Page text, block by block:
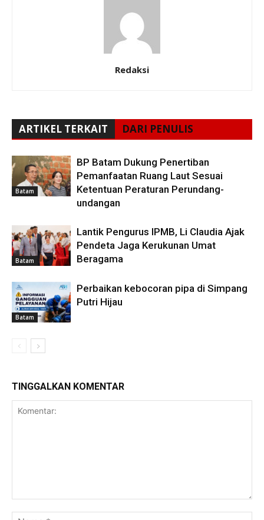
Redaksi
ARTIKEL TERKAIT DARI PENULIS
Batam
BP Batam Dukung Penertiban
Pemanfaatan Ruang Laut Sesuai
Ketentuan Peraturan Perundang-
undangan
Batam
Lantik Pengurus IPMB, Li Claudia Ajak
Pendeta Jaga Kerukunan Umat
Beragama
Batam
Perbaikan kebocoran pipa di Simpang
Putri Hijau
TINGGALKAN KOMENTAR